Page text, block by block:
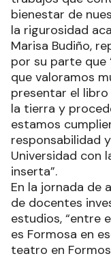
bienestar de
la rigurosidad
Marisa Budiño,
por su parte que
que valoramos
presentar el
la tierra y
estamos
responsabilidad
Universidad con
inserta”.
En la jornada de
de docentes
estudios, “entre
es Formosa en
teatro en